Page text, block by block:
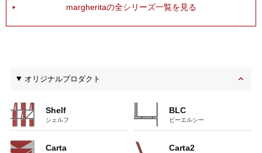
margheritaの全シリーズ一覧を見る
オリジナルプロダクト
Shelf
シェルフ
BLC
ビーエルシー
Carta Carta2